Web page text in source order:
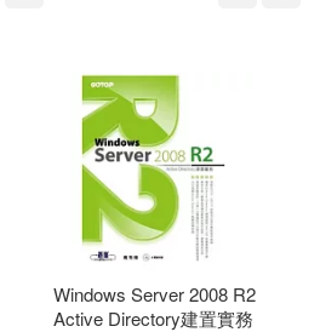
Windows Server 2008 R2
Active Directory建置實務